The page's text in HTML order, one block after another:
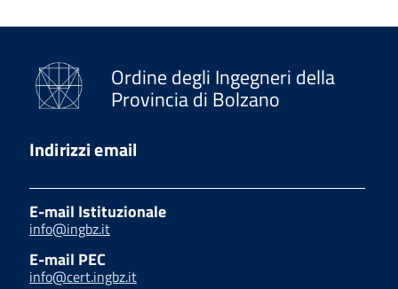
Ordine degli Ingegneri della
Provincia di Bolzano
Indirizzi email
E-mail Istituzionale
info@ingbz.it
E-mail PEC
info@cert.ingbz.it